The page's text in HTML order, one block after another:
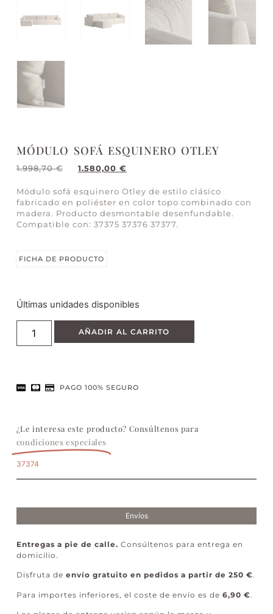
MÓDULO SOFÁ ESQUINERO OTLEY
1.998,70€ 1.580,00 €
Módulo sofá esquinero Otley de estilo clásico
fabricado en poliéster en color topo combinado con
madera. Producto desmontable desenfundable.
Compatible con: 37375 37376 37377.
FICHA DE PRODUCTO
Últimas unidades disponibles
AÑADIR AL CARRITO
PAGO 100% SEGURO
¿Le interesa este producto? Consúltenos para
condiciones especiales
37374
Envíos
Entregas a pie de calle. Consúltenos para entrega en
domicilio.
Disfruta de envío gratuito en pedidos a partir de 250 €.
Para importes inferiores, el coste de envío es de 6,90 €